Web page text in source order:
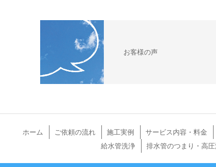
お客様の声
ホーム ご依頼の流れ 施工実例 サービス内容・料金
給水管洗浄
排水管のつまり・高